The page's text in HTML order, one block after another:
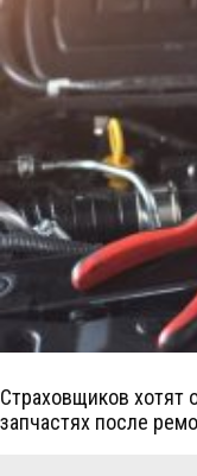
Страховщиков хотят
запчастях после